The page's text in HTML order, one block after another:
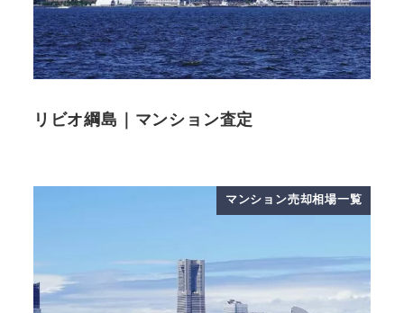
リビオ綱島｜マンション査定
マンション売却相場一覧